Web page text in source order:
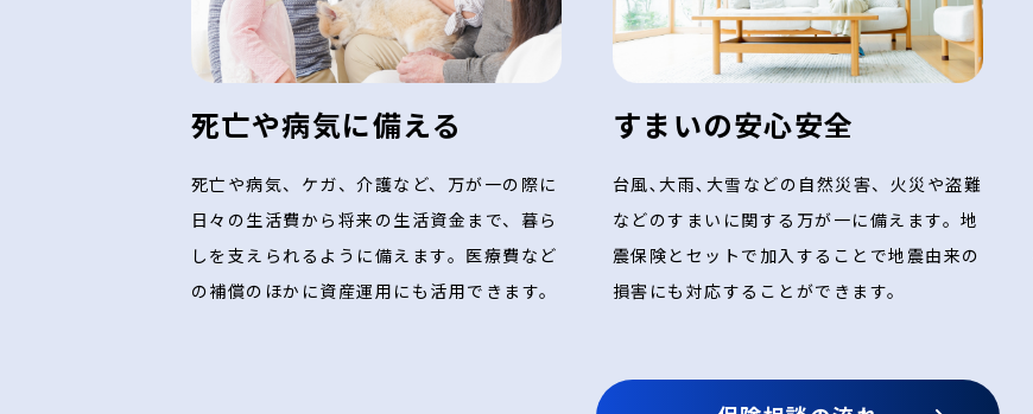
死亡や病気に備える
死亡や病気、ケガ、介護など、万が一の際に
日々の生活費から将来の生活資金まで、暮ら
しを支えられるように備えます。医療費など
の補償のほかに資産運用にも活用できます。
すまいの安心安全
台風､大雨､大雪などの自然災害、火災や盗難
などのすまいに関する万が一に備えます。地
震保険とセットで加入することで地震由来の
損害にも対応することができます。